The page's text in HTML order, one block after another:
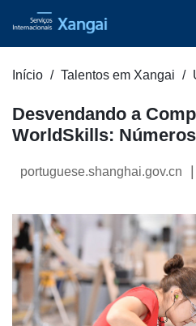
Início Talentos em Xangai
Desvendando a
WorldSkills:
portuguese.shanghai.gov.cn